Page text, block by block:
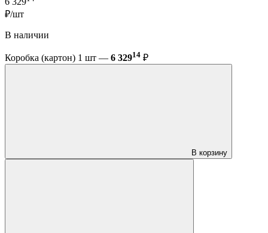
₽/шт
В наличии
Коробка (картон) 1 шт — 6 32914 ₽
В корзину